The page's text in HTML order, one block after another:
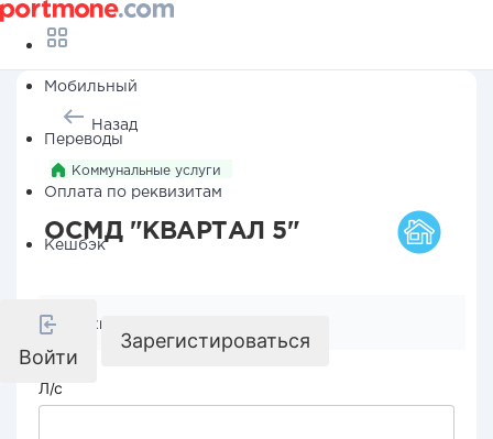
Мобильный
Переводы
Оплата по реквизитам
Кешбэк
Войти
Зарегистироваться
Назад
Коммунальные услуги
ОСМД "КВАРТАЛ 5"
Реквизиты компании
Л/с